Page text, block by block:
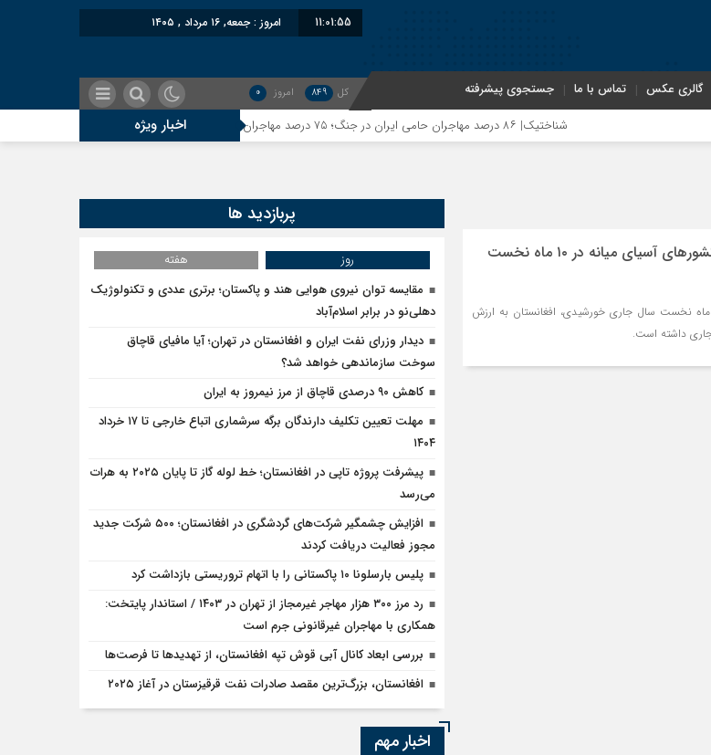
11:01:56 امروز : جمعه, ۱۶ مرداد , ۱۴۰۵
گالری عکس تماس با ما جستجوی پیشرفته کل 849 امروز 0
اخبار ویژه
تجارت ۱.۷ میلیارد دلاری افغانستان با کشورهای آسیای میانه در ۱۰ ماه نخست
وزارت صنعت و تجارت طالبان اعلام کرد که در ۱۰ ماه نخست سال جاری خورشیدی، افغانستان به ارزش
پربازدید ها
روز
هفته
مقایسه توان نیروی هوایی هند و پاکستان؛ برتری عددی و تکنولوژیک
دهلی‌نو در برابر اسلام‌آباد
دیدار وزرای نفت ایران و افغانستان در تهران؛ آیا مافیای قاچاق
سوخت سازماندهی خواهد شد؟
کاهش ۹۰ درصدی قاچاق از مرز نیمروز به ایران
مهلت تعیین تکلیف دارندگان برگه سرشماری اتباع خارجی تا ۱۷ خرداد
۱۴۰۴
پیشرفت پروژه تاپی در افغانستان؛ خط لوله گاز تا پایان ۲۰۲۵ به هرات
می‌رسد
افزایش چشمگیر شرکت‌های گردشگری در افغانستان؛ ۵۰۰ شرکت جدید
مجوز فعالیت دریافت کردند
پلیس بارسلونا ۱۰ پاکستانی را با اتهام تروریستی بازداشت کرد
رد مرز ۳۰۰ هزار مهاجر غیرمجاز از تهران در ۱۴۰۳ / استاندار پایتخت:
همکاری با مهاجران غیرقانونی جرم است
بررسی ابعاد کانال آبی قوش تپه افغانستان، از تهدیدها تا فرصت‌ها
افغانستان، بزرگ‌ترین مقصد صادرات نفت قرقيزستان در آغاز ۲۰۲۵
اخبار مهم